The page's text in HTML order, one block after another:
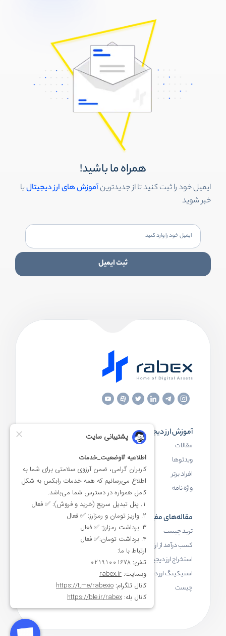
همراه ما باشید!
ایمیل خود را ثبت کنید تا از جدیدترینآموزش های ارز دیجیتالبا
خبر شوید
ثبت ایمیل
آموزش ارز دیجیتال
مقالات
ویدئوها
افراد برتر
واژه نامه
مقاله‌های مفید
بلاک چین چیست
کیف پول ارز دیجیتال چیست
NFT چیست
مقاله‌های مفید
ترید چیست
کسب درآمد از ارز دیجیتال
استخراج ارز دیجیتال چیست
استیکینگ ارز دیجیتال
چیست
رابکس
آموزش ارز دیجیتال
خرید ارز دیجیتال
اخبار ارز دیجیتال
درباره رابکس